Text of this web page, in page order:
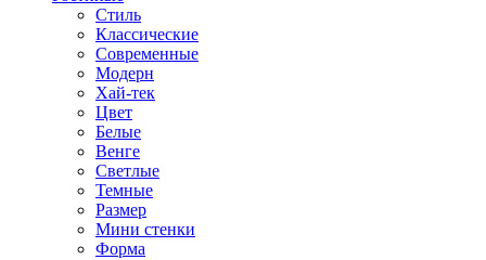
Стиль
Классические
Современные
Модерн
Хай-тек
Цвет
Белые
Венге
Светлые
Темные
Размер
Мини стенки
Форма